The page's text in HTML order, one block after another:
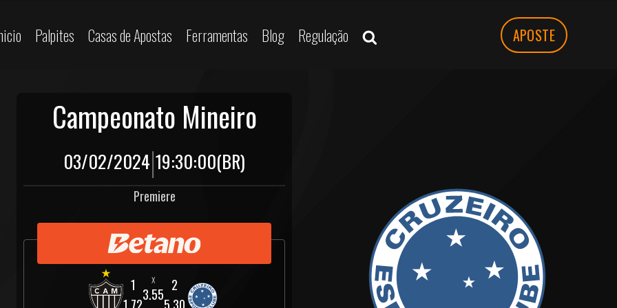
APOSTE
Palpites Casas de Apostas Ferramentas Blog Regulação
Campeonato Mineiro
03/02/2024|19:30:00(BR)
Premiere
1.72
3.55
5.30